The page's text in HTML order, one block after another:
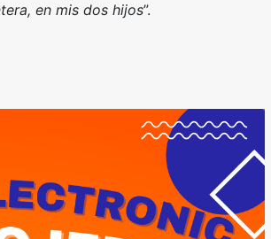
en mis dos hijos”.